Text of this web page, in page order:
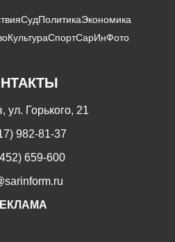
СудПолитикаЭкономика
КультураСпортСарИнФото
ул. Горького, 21
982-81-37
659-600